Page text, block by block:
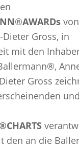
®AWARDs
Gross, in
mit den
Gross
den an die